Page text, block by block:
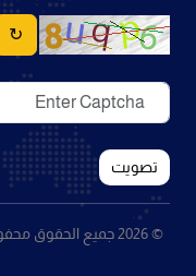
↻
تصويت
© 2026 جميع الحقوق محفوظة للهيئة العامة للطيران المدني والأرصاد